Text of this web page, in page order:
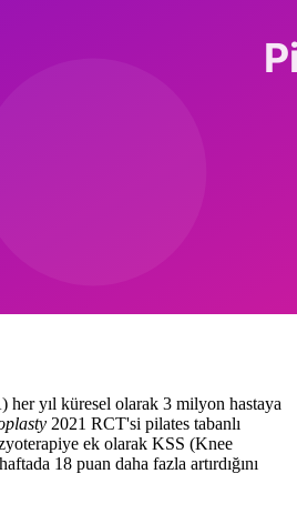
yıl küresel olarak 3 milyon hastaya
2021 RCT'si pilates tabanlı
ek olarak KSS (Knee
18 puan daha fazla artırdığını